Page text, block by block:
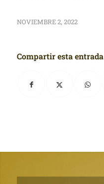
NOVIEMBRE 2, 2022
Compartir esta entrada